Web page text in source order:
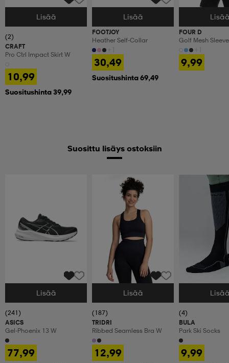
Valitse Koko
Lisää
(2)
CRAFT
Pro Ctrl Impact Skirt W
10,99
Suositushinta 39,99
Valitse Koko
Lisää
FOOTJOY
Heather Self-Collar
30,49
Suositushinta 69,49
Valitse Koko
FOUR D
Golf Mesh
W
9,99
Suosittu lisäys ostoksiin
Valitse Koko
Lisää
(241)
ASICS
Gel-Phoenix 13 W
77,99
Valitse Koko
Lisää
(187)
TRIDRI
Ribbed Seamless Bra W
12,99
Valitse Koko
(4)
BULA
Park Ski Socks
9,99